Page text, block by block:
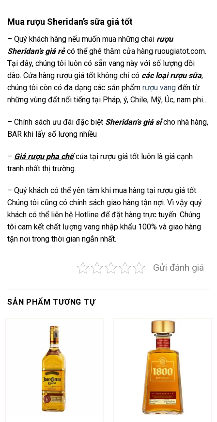
Mua rượu Sheridan’s sữa giá tốt
– Quý khách hàng nếu muốn mua những chai rượu
Sheridan’s giá rẻcó thể ghé thăm cửa hàng ruougiatot.com.
Tại đây, chúng tôi luôn có sẵn vang này với số lượng dồi
dào. Cửa hàng rượu giá tốt không chỉ có các loại rượu sữa,
chúng tôi còn có đa dạng các sản phẩm rượu vang đến từ
những vùng đất nổi tiếng tại Pháp, ý, Chile, Mỹ, Úc, nam phi…
– Chính sách ưu đãi đặc biệt Sheridan’s giá sỉcho nhà hàng,
BAR khi lấy số lượng nhiều
– Giá rượu pha chếcủa tại rượu giá tốt luôn là giá cạnh
tranh nhất thị trường.
– Quý khách có thể yên tâm khi mua hàng tại rượu giá tốt.
Chúng tôi cũng có chính sách giao hàng tận nợi. Vì vậy quý
khách có thể liên hệ Hotline để đặt hàng trực tuyến. Chúng
tôi cam kết chất lượng vang nhập khẩu 100% và giao hàng
tận nơi trong thời gian ngắn nhất.
Gửi đánh giá
SẢN PHẨM TƯƠNG TỰ